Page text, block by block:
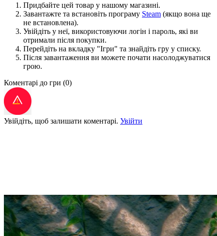
Придбайте цей товар у нашому магазині.
Завантажте та встановіть програму Steam (якщо вона ще
не встановлена).
Увійдіть у неї, використовуючи логін і пароль, які ви
отримали після покупки.
Перейдіть на вкладку "Ігри" та знайдіть гру у списку.
Після завантаження ви можете почати насолоджуватися
грою.
Коментарі до гри (0)
Увійдіть, щоб залишати коментарі. Увійти